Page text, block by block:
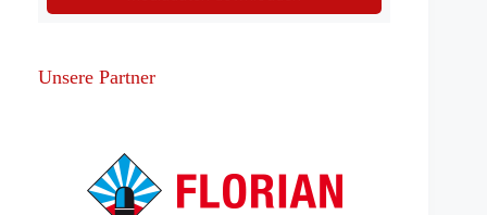
Unsere Partner